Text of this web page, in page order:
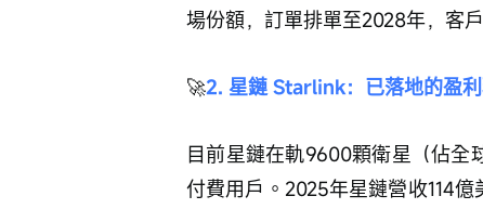
場份額，訂單排單至2028年，客
🚀2. 星鏈 Starlink：已落地的盈
目前星鏈在軌9600顆衛星（佔全
付費用戶。2025年星鏈營收114